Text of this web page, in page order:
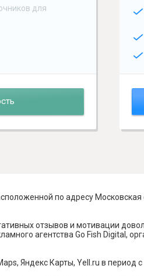
для
по адресу Московская
отзывов и мотивации
агентства Go Fish Digital,
Яндекс Карты, Yell.ru в период с